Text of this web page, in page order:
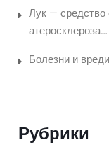
Лук — средство
Болезни и
Рубрики